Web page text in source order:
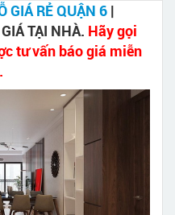
GIÁ RẺ QUẬN 6 |
TẠI NHÀ. Hãy gọi
tư vấn báo giá miễn